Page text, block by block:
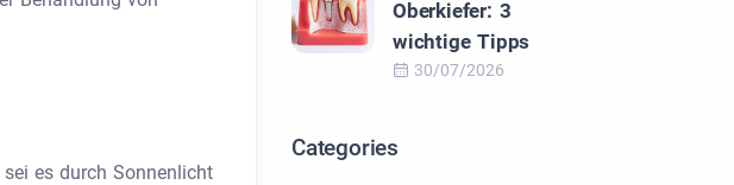
es durch Sonnenlicht
Oberkiefer: 3
wichtige Tipps
30/07/2026
Categories